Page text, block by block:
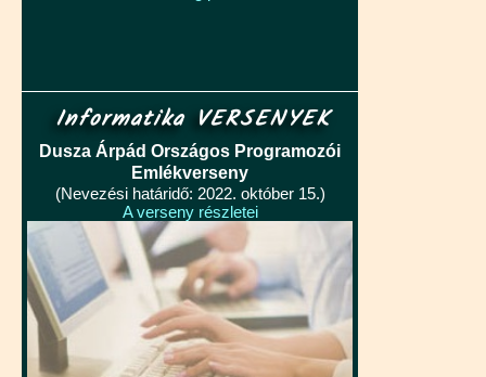
Informatika VERSENYEK
Dusza Árpád Országos Programozói
Emlékverseny
(Nevezési határidő: 2022. október 15.)
A verseny részletei